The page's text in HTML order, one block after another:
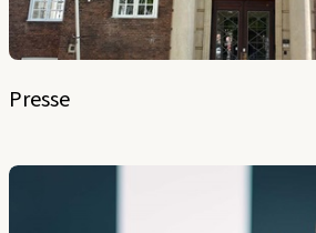
Presse